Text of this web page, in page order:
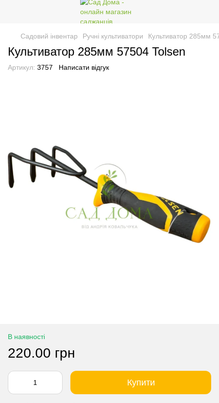
Садовий інвентар Ручні культиватори Культиватор 285мм
Культиватор 285мм 57504 Tolsen
Артикул: 3757 Написати відгук
В наявності
220.00 грн
Купити